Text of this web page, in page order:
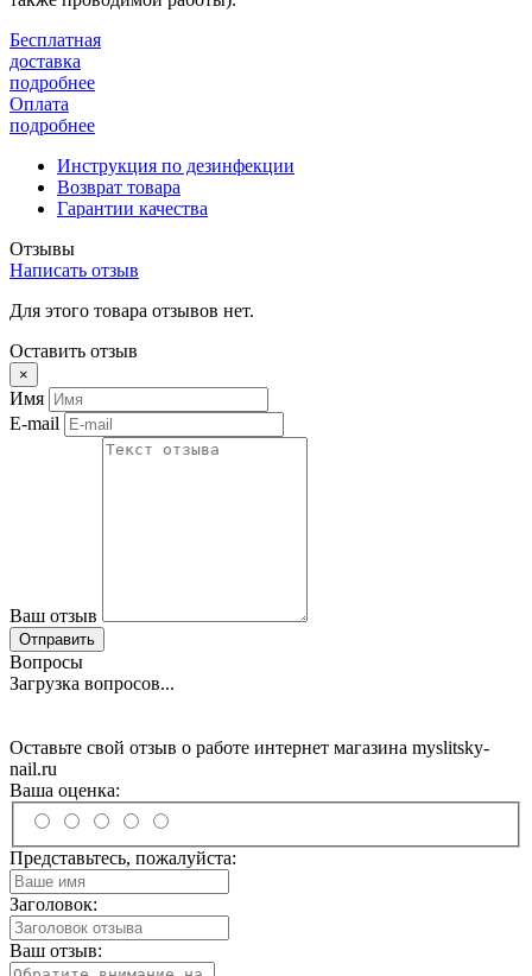
Бесплатная
доставка
подробнее
Оплата
подробнее
Инструкция по дезинфекции
Возврат товара
Гарантии качества
Отзывы
Написать отзыв
Для этого товара отзывов нет.
Оставить отзыв
×
Имя
E-mail
Ваш отзыв
Отправить
Вопросы
Загрузка вопросов...
Оставьте свой отзыв о работе интернет магазина myslitsky-
nail.ru
Ваша оценка:
Представьтесь, пожалуйста:
Заголовок:
Ваш отзыв: